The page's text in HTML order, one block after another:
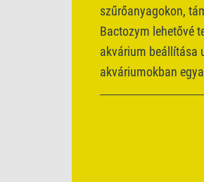
szűrőanyagokon,
Bactozym lehetővé
akvárium beállítása
akváriumokban